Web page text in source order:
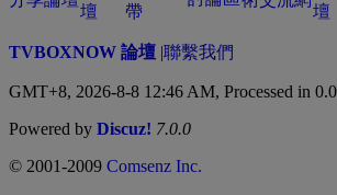
TVBOXNOW 論壇 |聯繫我們
GMT+8, 2026-8-8 12:46 AM, Processed in
Powered by Discuz! 7.0.0
© 2001-2009 Comsenz Inc.